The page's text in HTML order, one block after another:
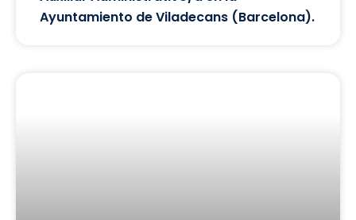
Ayuntamiento de Viladecans (Barcelona).